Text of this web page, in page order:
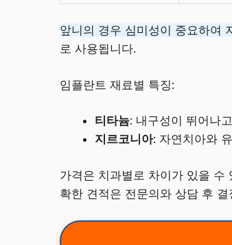
앞니의 경우 심미성이 중요하여
로 사용됩니다.
임플란트 재료별 특징:
티타늄: 내구성이 뛰어나
지르코니아: 자연치아와
가격은 치과별로 차이가 있을 수
확한 견적은 전문의와 상담 후